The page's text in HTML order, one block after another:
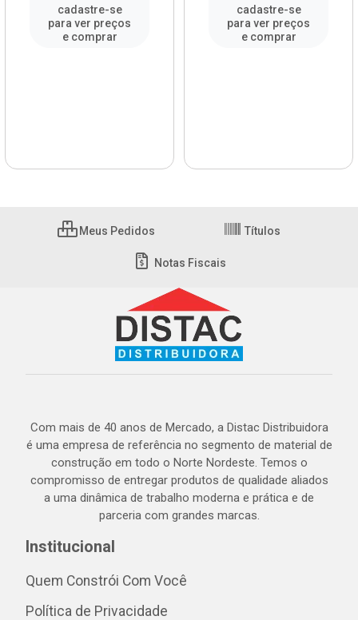
cadastre-se
para ver preços
e comprar
cadastre-se
para ver preços
e comprar
Meus Pedidos Títulos
Notas Fiscais
Com mais de 40 anos de Mercado, a Distac Distribuidora
é uma empresa de referência no segmento de material de
construção em todo o Norte Nordeste. Temos o
compromisso de entregar produtos de qualidade aliados
a uma dinâmica de trabalho moderna e prática e de
parceria com grandes marcas.
Institucional
Quem Constrói Com Você
Política de Privacidade